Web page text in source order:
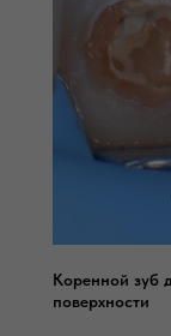
Коренной зуб
поверхности